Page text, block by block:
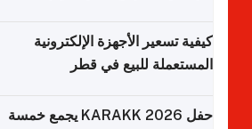
كيفية تسعير الأجهزة الإلكترونية
المستعملة للبيع في قطر
حفل KARAKK 2026 يجمع خمسة